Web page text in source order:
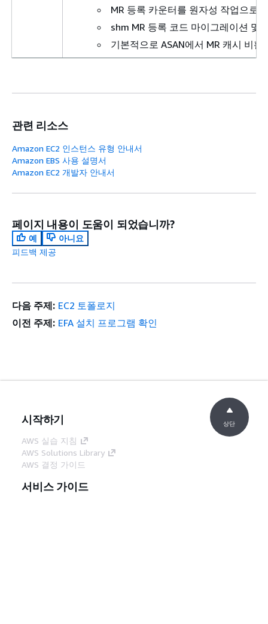
MR 등록 카운터를 원자성 작업으로
shm MR 등록 코드 마이그레이션 및
기본적으로 ASAN에서 MR 캐시 비활
p2p를 사용할 수 없지만 FI_HMEM이
디버그 이외 빌드에 대해 tx pkt 풀 추
준 조정
ep 활성화 오류 경로 및 오류 완료 처
추가
ROCm/HSA에서 생성한 dma-buf
폴로지가 생성된 Docker 컨테이너에
토폴로지 생성을 수정함
개별 RPM/DEB 패키지 서명 확인 지원 추
Debian 12 및 RHEL 10에서 OFI NCCL
1.47.0
관련 리소스
Amazon EC2 인스턴스 유형 안내서
Amazon EBS 사용 설명서
Amazon EC2 개발자 안내서
페이지 내용이 도움이 되었습니까?
예
아니요
피드백 제공
다음 주제: EC2 토폴로지
이전 주제: EFA 설치 프로그램 확인
시작하기
AWS 실습 지침
AWS Solutions Library
AWS 결정 가이드
서비스 가이드
상단